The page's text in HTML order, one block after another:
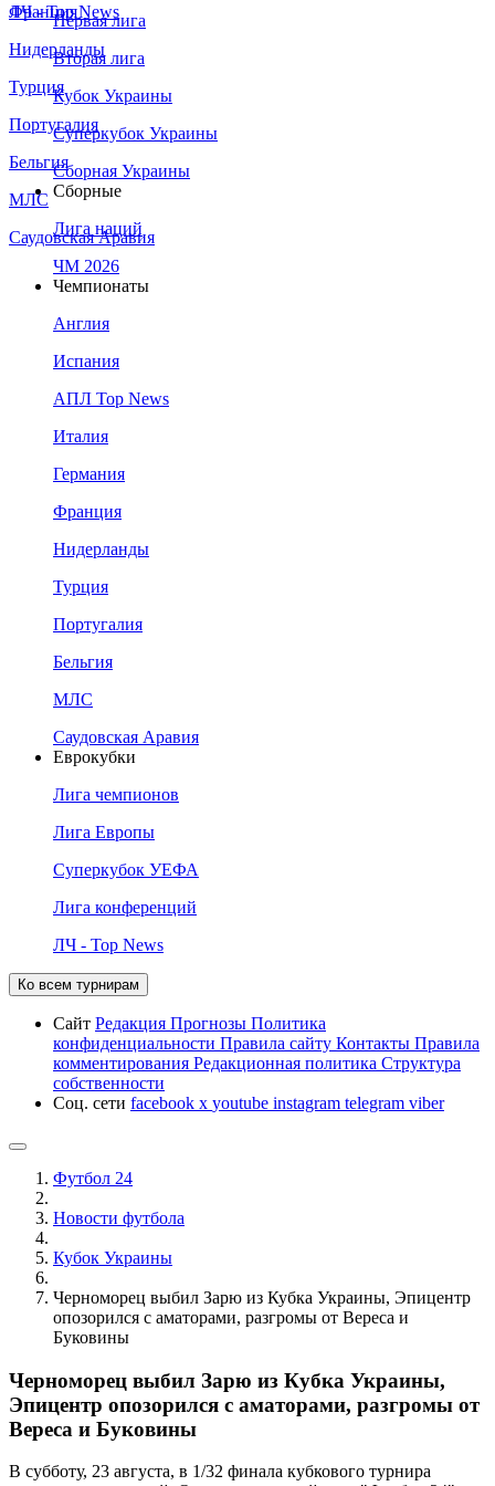
Франция
Нидерланды
Турция
Португалия
Бельгия
МЛС
Саудовская Аравия
ЛЧ - Top News
Первая лига
Вторая лига
Кубок Украины
Суперкубок Украины
Сборная Украины
Сборные
Лига наций
ЧМ 2026
Чемпионаты
Англия
Испания
АПЛ Top News
Италия
Германия
Франция
Нидерланды
Турция
Португалия
Бельгия
МЛС
Саудовская Аравия
Еврокубки
Лига чемпионов
Лига Европы
Суперкубок УЕФА
Лига конференций
ЛЧ - Top News
Ко всем турнирам
Сайт Редакция Прогнозы Политика
конфиденциальности Правила сайту Контакты Правила
комментирования Редакционная политика Структура
собственности
Соц. сети facebook x youtube instagram telegram viber
Футбол 24
Новости футбола
Кубок Украины
Черноморец выбил Зарю из Кубка Украины, Эпицентр
опозорился с аматорами, разгромы от Вереса и
Буковины
Черноморец выбил Зарю из Кубка Украины,
Эпицентр опозорился с аматорами, разгромы от
Вереса и Буковины
В субботу, 23 августа, в 1/32 финала кубкового турнира